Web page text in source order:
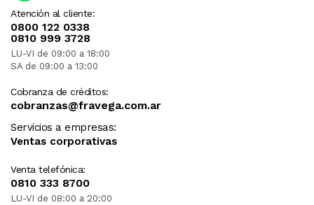
Atención al cliente:
0800 122 0338
0810 999 3728
LU-VI de 09:00 a 18:00
SA de 09:00 a 13:00
Cobranza de créditos:
cobranzas@fravega.com.ar
Servicios a empresas:
Ventas corporativas
Venta telefónica:
0810 333 8700
LU-VI de 08:00 a 20:00